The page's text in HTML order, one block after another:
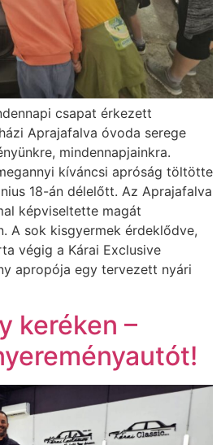
csapat érkezett
Aprajafalva óvoda serege
mindennapjainkra.
kíváncsi apróság töltötte
18-án délelőtt. Az Aprajafalva
képviseltette magát
A sok kisgyermek érdeklődve,
végig a Kárai Exclusive
apropója egy tervezett nyári
keréken –